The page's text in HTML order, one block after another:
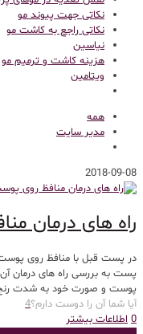
نکاتی جهت پیوند مو
نکاتی راجع به کاشت مو
نیاسین
هزینه کاشت و ترمیم مو
ویتامین
همه
مدیر سایت
2018-09-08
راه های درمان
در پست قبل با منافظ روی پوست
پست به بررسی راه های درمان آن
پوست و صورت خود به شدت رنج
آیا شما آن را دوست دارم؟4
0 اطلاعات بیشتر